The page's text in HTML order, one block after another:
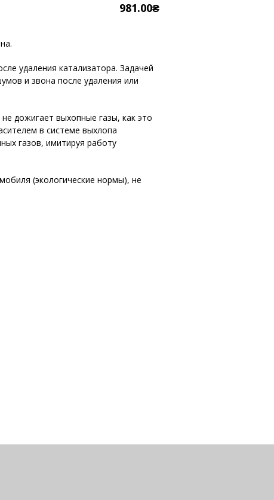
981.00₴
удаления катализатора. Задачей
и звона после удаления или
дожигает выхопные газы, как это
в системе выхлопа
газов, имитируя работу
(экологические нормы), не